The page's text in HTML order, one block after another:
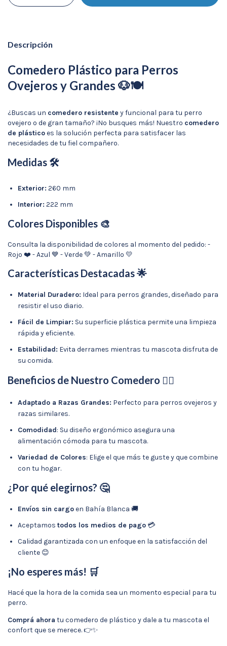
Descripción
Comedero Plástico para Perros
Ovejeros y Grandes 🐶🍽️
¿Buscas un comedero resistente y funcional para tu perro
ovejero o de gran tamaño? ¡No busques más! Nuestro comedero
de plásticoes la solución perfecta para satisfacer las
necesidades de tu fiel compañero.
Medidas 🛠️
Exterior: 260 mm
Interior: 222 mm
Colores Disponibles 🎨
Consulta la disponibilidad de colores al momento del pedido: -
Rojo ❤️ - Azul 💙 - Verde 💚 - Amarillo 💛
Características Destacadas 🌟
Material Duradero: Ideal para perros grandes, diseñado para
resistir el uso diario.
Fácil de Limpiar: Su superficie plástica permite una limpieza
rápida y eficiente.
Estabilidad: Evita derrames mientras tu mascota disfruta de
su comida.
Beneficios de Nuestro Comedero 🐕‍🦺
Adaptado a Razas Grandes: Perfecto para perros ovejeros y
razas similares.
Comodidad: Su diseño ergonómico asegura una
alimentación cómoda para tu mascota.
Variedad de Colores: Elige el que más te guste y que combine
con tu hogar.
¿Por qué elegirnos? 🤔
Envíos sin cargoen Bahía Blanca 🚚
Aceptamos todos los medios de pago 💳
Calidad garantizada con un enfoque en la satisfacción del
cliente 😊
¡No esperes más! 🛒
Hacé que la hora de la comida sea un momento especial para tu
perro.
Comprá ahora tu comedero de plástico y dale a tu mascota el
confort que se merece. 👉✨